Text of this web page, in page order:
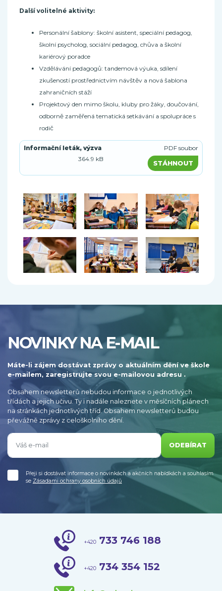
Další volitelné aktivity:
Personální šablony: školní asistent, speciální pedagog,
školní psycholog, sociální pedagog, chůva a školní
kariérový poradce
Vzdělávání pedagogů: tandemová výuka, sdílení
zkušeností prostřednictvím návštěv a nová šablona
zahraničních stáží
Projektový den mimo školu, kluby pro žáky, doučování,
odborně zaměřená tematická setkávání a spolupráce s
rodič
Informační leták, výzva
PDF soubor
364.9 kB
STÁHNOUT
NOVINKY NA E-MAIL
Máte-li zájem dostávat zprávy o aktuálním dění ve škole
e-mailem, zaregistrujte svou e-mailovou adresu .
Obsahem newsletterů nebudou informace o jednotlivých
třídách a jejich učivu. Ty i nadále naleznete v měsíčních plánech
na stránkách jednotlivých tříd. Obsahem newsletterů budou
převážně zprávy z celoškolního dění.
ODEBÍRAT
Přeji si dostávat informace o novinkách a akčních nabídkách a souhlasím
se Zásadami ochrany osobních údajů
+420 733 746 188
+420 734 354 152